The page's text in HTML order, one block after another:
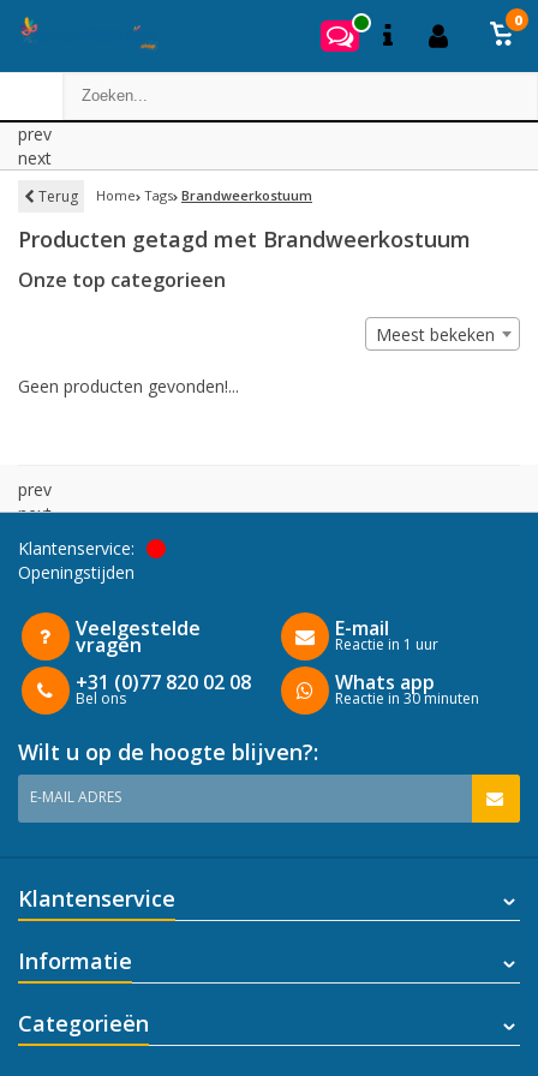
0
prev
next
Terug Home Tags Brandweerkostuum
Producten getagd met Brandweerkostuum
Onze top categorieen
Meest bekeken
Geen producten gevonden!...
prev
next
Klantenservice:
Openingstijden
Veelgestelde
vragen
+31 (0)77 820 02 08
Bel ons
E-mail
Reactie in 1 uur
Whats app
Reactie in 30 minuten
Wilt u op de hoogte blijven?:
E-MAIL ADRES
Klantenservice
Informatie
Categorieën